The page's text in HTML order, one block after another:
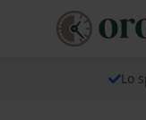
Lo